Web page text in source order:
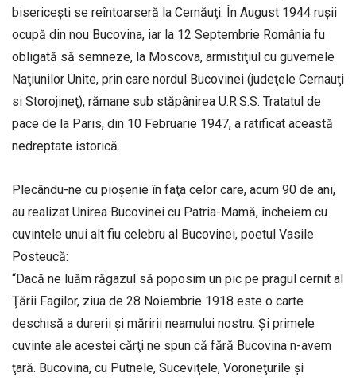
bisericeşti se reîntoarseră la Cernăuţi. În August 1944 ruşii
ocupă din nou Bucovina, iar la 12 Septembrie România fu
obligată să semneze, la Moscova, armistiţiul cu guvernele
Naţiunilor Unite, prin care nordul Bucovinei (judeţele Cernauţi
si Storojineţ), rămane sub stăpânirea U.R.S.S. Tratatul de
pace de la Paris, din 10 Februarie 1947, a ratificat această
nedreptate istorică.
Plecându-ne cu pioşenie în faţa celor care, acum 90 de ani,
au realizat Unirea Bucovinei cu Patria-Mamă, încheiem cu
cuvintele unui alt fiu celebru al Bucovinei, poetul Vasile
Posteucă:
“Dacă ne luăm răgazul să poposim un pic pe pragul cernit al
Ţării Fagilor, ziua de 28 Noiembrie 1918 este o carte
deschisă a durerii şi măririi neamului nostru. Şi primele
cuvinte ale acestei cărţi ne spun că fără Bucovina n-avem
ţară. Bucovina, cu Putnele, Suceviţele, Voroneţurile şi